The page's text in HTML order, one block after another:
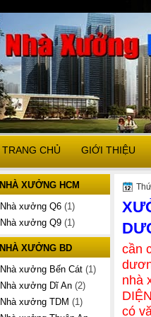
TRANG CHỦ GIỚI THIỆU
cần
nhà
có
NHÀ XƯỞNG HCM
Nhà xưởng Q6 (1)
Nhà xưởng Q9 (1)
NHÀ XƯỞNG BD
Nhà xưởng Bến Cát (1)
Nhà xưởng Dĩ An (2)
Nhà xưởng TDM (1)